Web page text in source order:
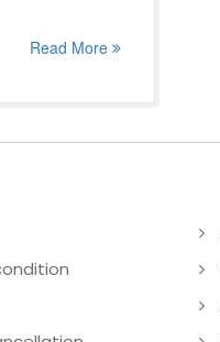
Read More